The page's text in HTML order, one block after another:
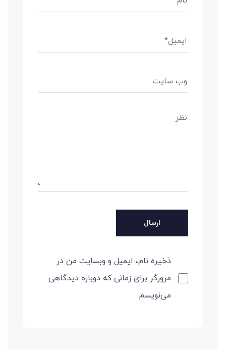
ذخیره نام، ایمیل و وبسایت من در
مرورگر برای زمانی که دوباره دیدگاهی
می‌نویسم.